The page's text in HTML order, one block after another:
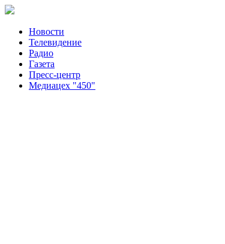
Новости
Телевидение
Радио
Газета
Пресс-центр
Медиацех "450"